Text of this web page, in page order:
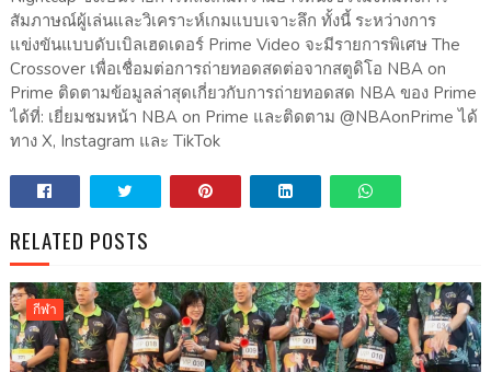
สัมภาษณ์ผู้เล่นและวิเคราะห์เกมแบบเจาะลึก ทั้งนี้ ระหว่างการ
แข่งขันแบบดับเบิลเฮดเดอร์ Prime Video จะมีรายการพิเศษ The
Crossover เพื่อเชื่อมต่อการถ่ายทอดสดต่อจากสตูดิโอ NBA on
Prime ติดตามข้อมูลล่าสุดเกี่ยวกับการถ่ายทอดสด NBA ของ Prime
ได้ที่: เยี่ยมชมหน้า NBA on Prime และติดตาม @NBAonPrime ได้
ทาง X, Instagram และ TikTok
RELATED POSTS
กีฬา